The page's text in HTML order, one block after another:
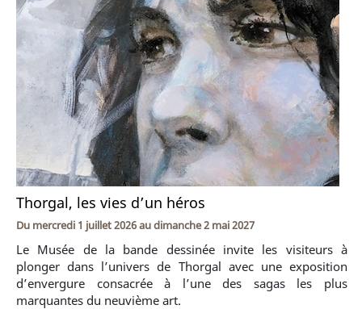
Thorgal, les vies d’un héros
Du mercredi 1 juillet 2026audimanche 2 mai 2027
Le Musée de la bande dessinée invite les visiteurs à
plonger dans l’univers de Thorgal avec une exposition
d’envergure consacrée à l’une des sagas les plus
marquantes du neuvième art.